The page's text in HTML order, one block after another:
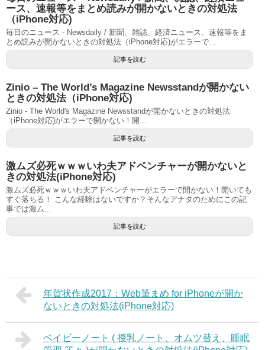
ース、速報等をまとめ読みが開かないときの対処法
（iPhone対応)
毎日のニュース - Newsdaily / 新聞、雑誌、経済ニュース、速報等をま
とめ読みが開かないときの対処法（iPhone対応)がエラーで...
記事を読む
Zinio – The World’s Magazine Newsstandが開かない
ときの対処法（iPhone対応)
Zinio - The World's Magazine Newsstandが開かないときの対処法
（iPhone対応)がエラーで開かない！開...
記事を読む
激ムズ必死ｗｗｗいわ夫アドベンチャーが開かないと
きの対処法(iPhone対応)
激ムズ必死ｗｗｗいわ夫アドベンチャーがエラーで開かない！開いても
すぐ落ちる！ こんな経験はないですか？そんなアナタのためにこの記
事では激ム...
記事を読む
年賀状作成2017：Web筆まめ for iPhoneが開か
ないときの対処法(iPhone対応)
ベイビーノート ( 授乳ノート、オムツ替え、睡眠